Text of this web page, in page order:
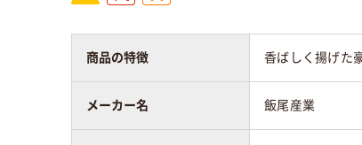
商品の特徴 香ばしく揚げた
メーカー名 飯尾産業